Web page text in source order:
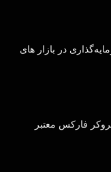
در بازار های
فارکس معتبر